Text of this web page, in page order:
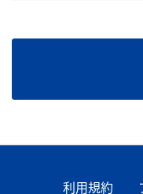
利用規約